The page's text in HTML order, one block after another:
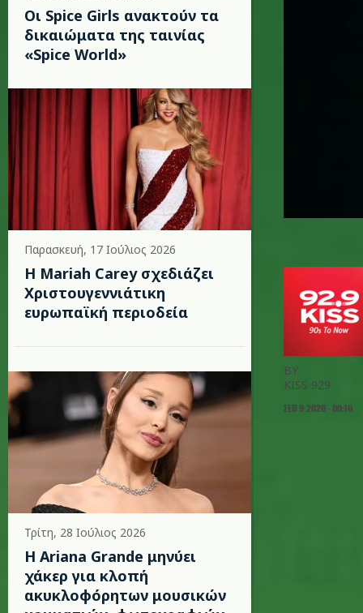
Οι Spice Girls ανακτούν τα
δικαιώματα της ταινίας
«Spice World»
Παρασκευή, 17 Ιούλιος 2026
Η Mariah Carey σχεδιάζει
Χριστουγεννιάτικη
ευρωπαϊκή περιοδεία
Τρίτη, 28 Ιούλιος 2026
Η Ariana Grande μηνύει
χάκερ για κλοπή
ακυκλοφόρητων μουσικών
BY
KISS 929
ΣΕΠ 9 2020 - 00:10